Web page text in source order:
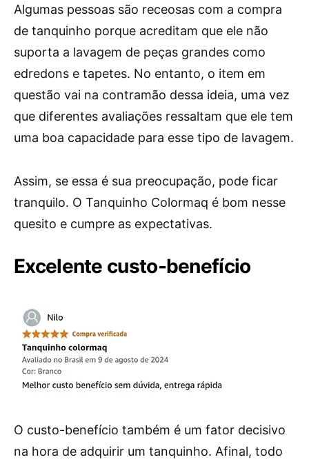
Algumas pessoas são receosas com a compra
de tanquinho porque acreditam que ele não
suporta a lavagem de peças grandes como
edredons e tapetes. No entanto, o item em
questão vai na contramão dessa ideia, uma vez
que diferentes avaliações ressaltam que ele tem
uma boa capacidade para esse tipo de lavagem.
Assim, se essa é sua preocupação, pode ficar
tranquilo. O Tanquinho Colormaq é bom nesse
quesito e cumpre as expectativas.
Excelente custo-benefício
O custo-benefício também é um fator decisivo
na hora de adquirir um tanquinho. Afinal, todo